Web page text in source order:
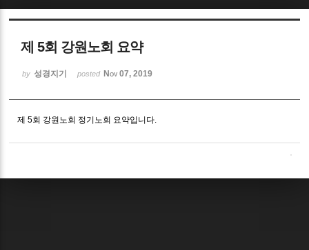
제 5회 강원노회 요약
by 성경지기 posted Nov 07, 2019
제 5회 강원노회 정기노회 요약입니다.
Sketchbook5, 스케치북5
Sketchbook5, 스케치북5